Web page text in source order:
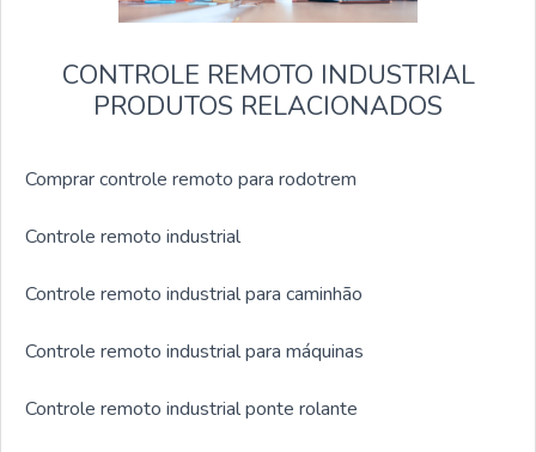
CONTROLE REMOTO INDUSTRIAL
PRODUTOS RELACIONADOS
Comprar controle remoto para rodotrem
Controle remoto industrial
Controle remoto industrial para caminhão
Controle remoto industrial para máquinas
Controle remoto industrial ponte rolante